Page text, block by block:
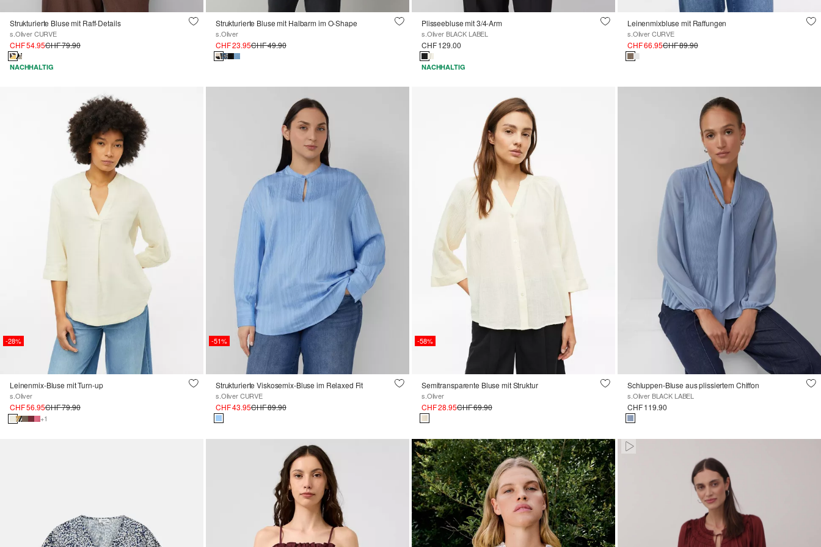
Strukturierte Bluse mit Raff-Details
s.Oliver CURVE
CHF 54.95CHF 79.90
NACHHALTIG
Strukturierte Bluse mit Halbarm im O-Shape
s.Oliver
CHF 23.95CHF 49.90
Plisseebluse mit 3/4-Arm
s.Oliver BLACK LABEL
CHF 129.00
NACHHALTIG
Leinenmixbluse mit Raffungen
s.Oliver CURVE
CHF 66.95CHF 89.90
-28%
Leinenmix-Bluse mit Turn-up
s.Oliver
CHF 56.95CHF 79.90
+1
-51%
Strukturierte Viskosemix-Bluse im Relaxed Fit
s.Oliver CURVE
CHF 43.95CHF 89.90
-58%
Semitransparente Bluse mit Struktur
s.Oliver
CHF 28.95CHF 69.90
Schluppen-Bluse aus plissiertem Chiffon
s.Oliver BLACK LABEL
CHF 119.90
Paused • Muted